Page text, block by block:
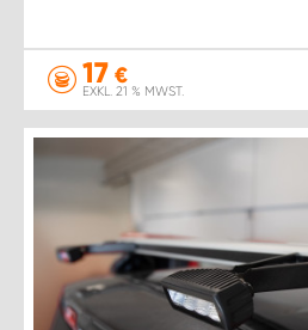
17 €
EXKL. 21 % MWST.